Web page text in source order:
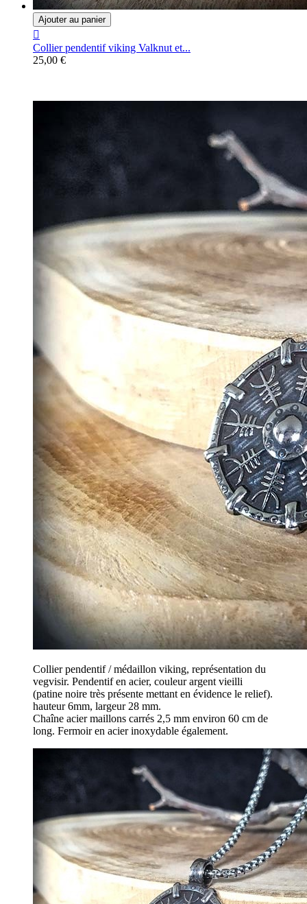
Ajouter au panier

Collier pendentif viking Valknut et...
25,00 €
Collier pendentif / médaillon viking, représentation du
vegvisir. Pendentif en acier, couleur argent vieilli
(patine noire très présente mettant en évidence le relief).
hauteur 6mm, largeur 28 mm.
Chaîne acier maillons carrés 2,5 mm environ 60 cm de
long. Fermoir en acier inoxydable également.